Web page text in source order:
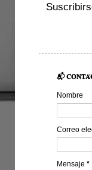
📬
Nombre
Correo
Mensaje *